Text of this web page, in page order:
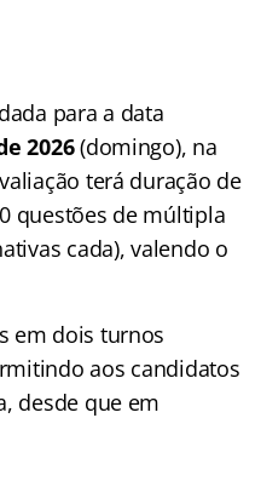
para a data
2026(domingo), na
terá duração de
questões de múltipla
cada), valendo o
em dois turnos
aos candidatos
desde que em